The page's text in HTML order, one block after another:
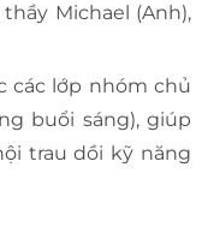
Michael (Anh),
các lớp nhóm chủ
buổi sáng), giúp
trau dồi kỹ năng